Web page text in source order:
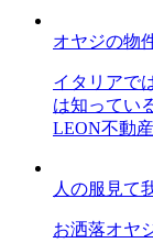
オヤジの物
イタリアで
は知ってい
LEON不動
人の服見て
お洒落オヤ